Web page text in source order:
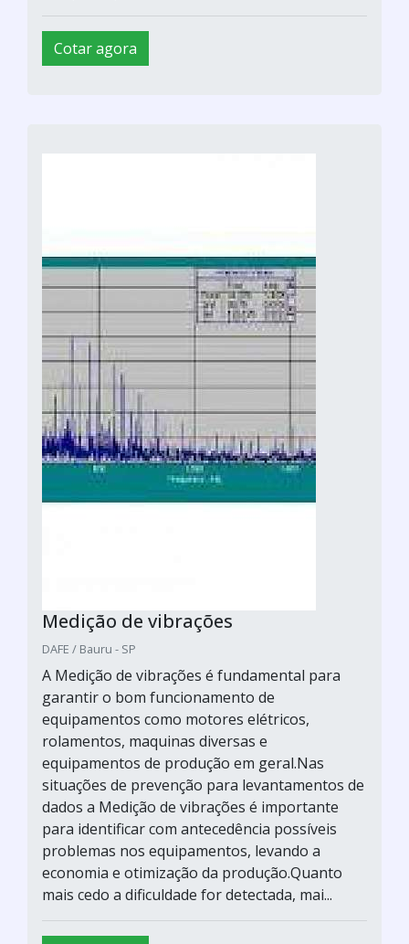
Cotar agora
Medição de vibrações
DAFE / Bauru - SP
A Medição de vibrações é fundamental para
garantir o bom funcionamento de
equipamentos como motores elétricos,
rolamentos, maquinas diversas e
equipamentos de produção em geral.Nas
situações de prevenção para levantamentos de
dados a Medição de vibrações é importante
para identificar com antecedência possíveis
problemas nos equipamentos, levando a
economia e otimização da produção.Quanto
mais cedo a dificuldade for detectada, mai...